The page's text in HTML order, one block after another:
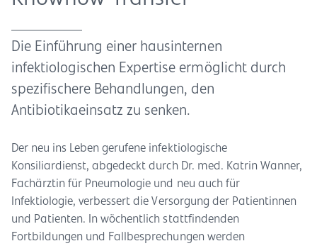
Die Einführung einer hausinternen
infektiologischen Expertise ermöglicht durch
spezifischere Behandlungen, den
Antibiotikaeinsatz zu senken.
Der neu ins Leben gerufene infektiologische
Konsiliardienst, abgedeckt durch Dr. med. Katrin Wanner,
Fachärztin für Pneumologie und neu auch für
Infektiologie, verbessert die Versorgung der Patientinnen
und Patienten. In wöchentlich stattfindenden
Fortbildungen und Fallbesprechungen werden